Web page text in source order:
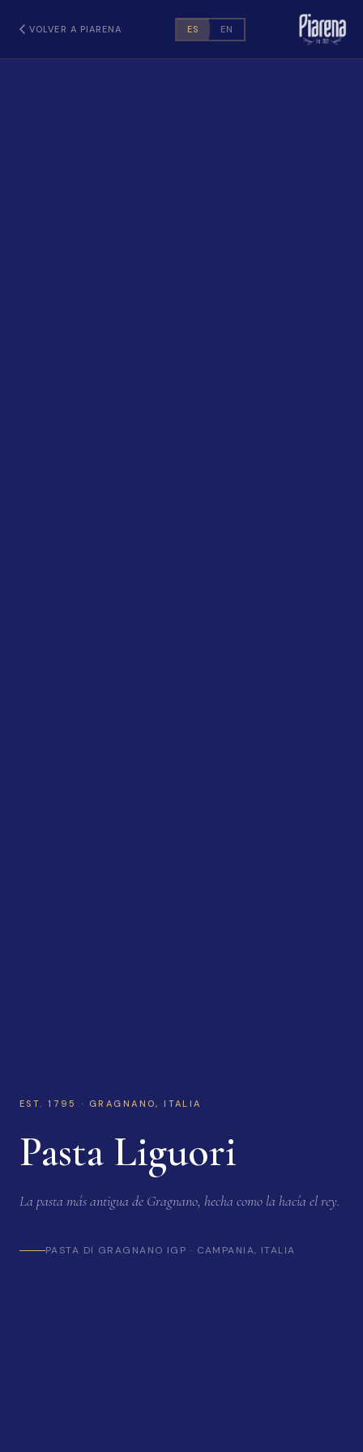
VOLVER A PIARENA ES EN
EST. 1795 · GRAGNANO, ITALIA
Pasta Liguori
La pasta más antigua de Gragnano, hecha como la hacía el rey.
PASTA DI GRAGNANO IGP · CAMPANIA, ITALIA